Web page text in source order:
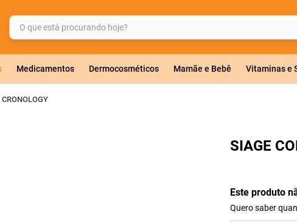
O que está procurando hoje?
Medicamentos Dermocosméticos Mamãe e Bebê Vitaminas e
SIAGE
Este produto
Quero saber
BUSCADOS